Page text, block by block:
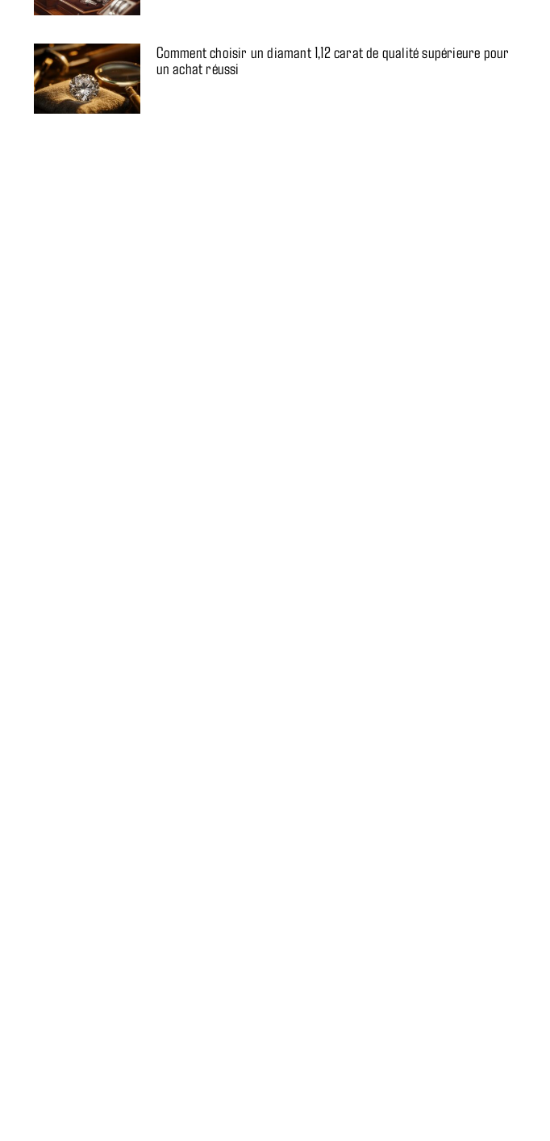
Comment choisir un diamant 1,12 carat de qualité supérieure pour
un achat réussi